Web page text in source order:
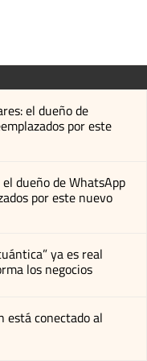
el dueño de
por este
dueño de WhatsApp
por este nuevo
ya es real
los negocios
está conectado al